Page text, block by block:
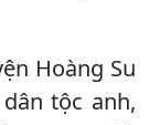
Hoàng Su
tộc anh,